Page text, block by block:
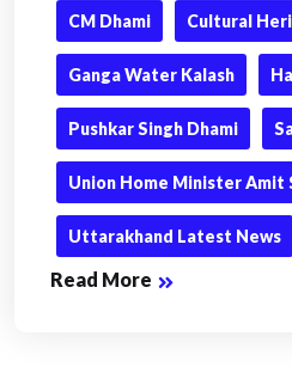
CM Dhami Cultural
Ganga Water Kalash
Pushkar Singh Dhami
Union Home Minister Amit
Uttarakhand Latest News
Read More